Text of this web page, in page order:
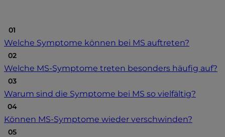
Welche Symptome können bei MS auftreten?
Welche MS-Symptome treten besonders häufig auf?
Warum sind die Symptome bei MS so vielfältig?
Können MS-Symptome wieder verschwinden?